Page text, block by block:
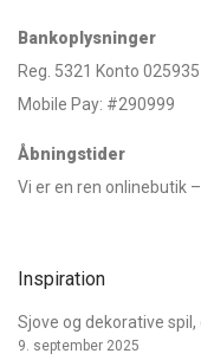
Bankoplysninger
Reg. 5321 Konto
Mobile Pay: #290999
Åbningstider
Vi er en ren onlinebutik
Inspiration
Sjove og dekorative
9. september 2025